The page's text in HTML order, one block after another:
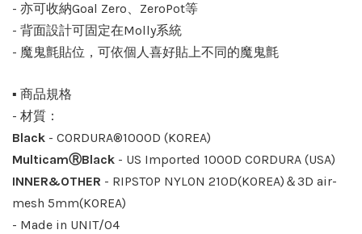
- 亦可收納Goal Zero、ZeroPot等
- 背面設計可固定在Molly系統
- 魔鬼氈貼位，可依個人喜好貼上不同的魔鬼氈
▪️ 商品規格
-️ 材質：
Black - CORDURA®1000D (KOREA)
MulticamⓇBlack - US Imported 1000D CORDURA (USA)
INNER&OTHER - RIPSTOP NYLON 210D(KOREA)＆3D air-
mesh 5mm(KOREA)
-️ Made in UNIT/04